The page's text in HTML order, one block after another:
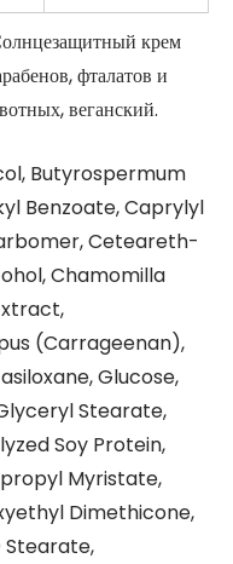
крем
фталатов и
веганский.
Butyrospermum
Benzoate, Caprylyl
Ceteareth-
Chamomilla
(Carrageenan),
Glucose,
Stearate,
Soy Protein,
Myristate,
Dimethicone,
Stearate,